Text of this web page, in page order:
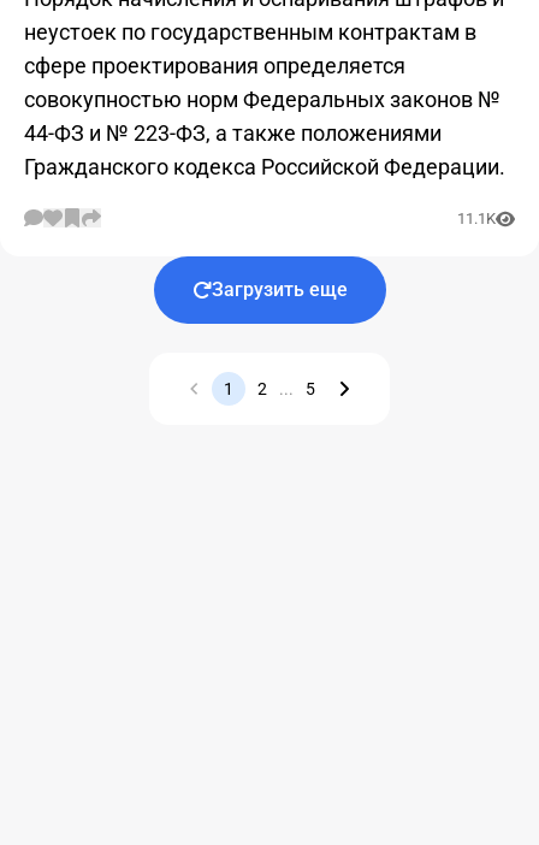
неустоек по государственным контрактам в
сфере проектирования определяется
совокупностью норм Федеральных законов №
44-ФЗ и № 223-ФЗ, а также положениями
Гражданского кодекса Российской Федерации.
11.1K
Загрузить еще
Назад
1 2 ... 5
Вперед